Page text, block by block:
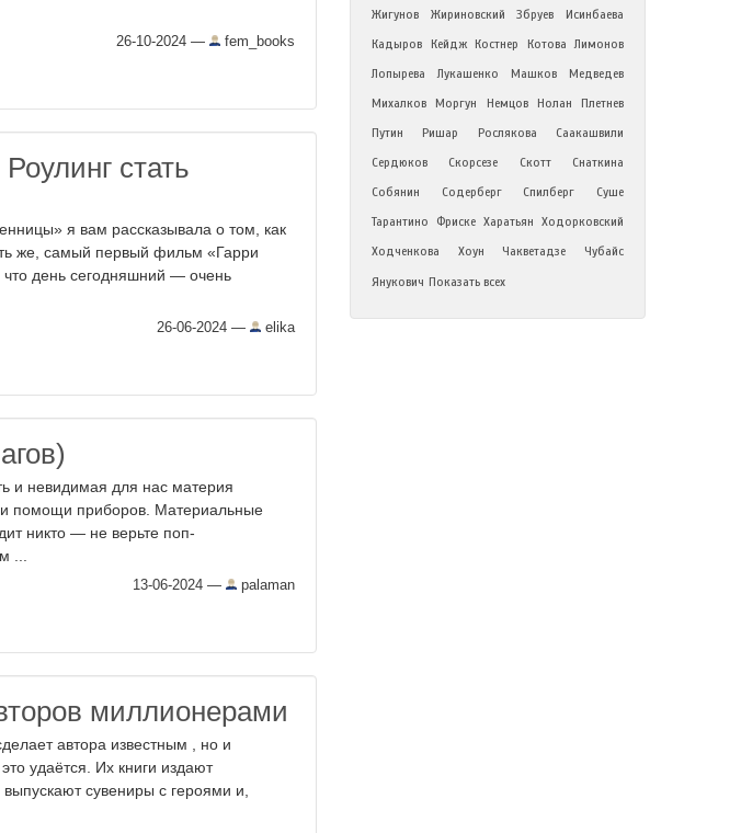
26-10-2024 — fem_books
стать
я вам рассказывала о том, как
же, самый первый фильм «Гарри
день сегодняшний — очень
26-06-2024 — elika
и невидимая для нас материя
помощи приборов. Материальные
никто — не верьте поп-
...
13-06-2024 — palaman
миллионерами
автора известным , но и
удаётся. Их книги издают
сувениры с героями и,
Жигунов
Жириновский Збруев
Исинбаева
Кадыров
Кейдж Костнер Котова Лимонов
Лопырева
Лукашенко Машков
Медведев
Михалков
Моргун Немцов Нолан
Плетнев
Путин
Ришар Рослякова
Саакашвили
Сердюков
Скорсезе Скотт
Снаткина
Собянин
Содерберг Спилберг
Суше
Тарантино
Фриске Харатьян Ходорковский
Ходченкова
Хоун Чакветадзе
Чубайс
Янукович Показать всех